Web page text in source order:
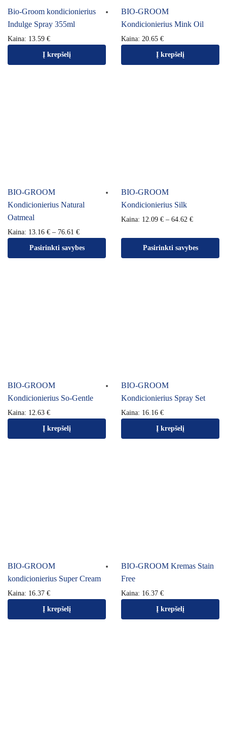
Bio-Groom kondicionierius
Indulge Spray 355ml
Kaina: 13.59 €
Į krepšelį
BIO-GROOM
Kondicionierius Mink Oil
Kaina: 20.65 €
Į krepšelį
BIO-GROOM
Kondicionierius Natural
Oatmeal
Kaina: 13.16 € – 76.61 €
Pasirinkti savybes
BIO-GROOM
Kondicionierius Silk
Kaina: 12.09 € – 64.62 €
Pasirinkti savybes
BIO-GROOM
Kondicionierius So-Gentle
Kaina: 12.63 €
Į krepšelį
BIO-GROOM
Kondicionierius Spray Set
Kaina: 16.16 €
Į krepšelį
BIO-GROOM
kondicionierius Super Cream
Kaina: 16.37 €
Į krepšelį
BIO-GROOM Kremas Stain
Free
Kaina: 16.37 €
Į krepšelį